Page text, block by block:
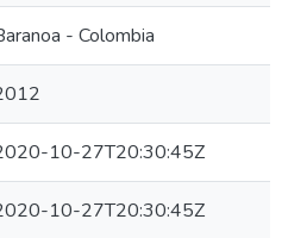
- Colombia
10-27T20:30:45Z
10-27T20:30:45Z